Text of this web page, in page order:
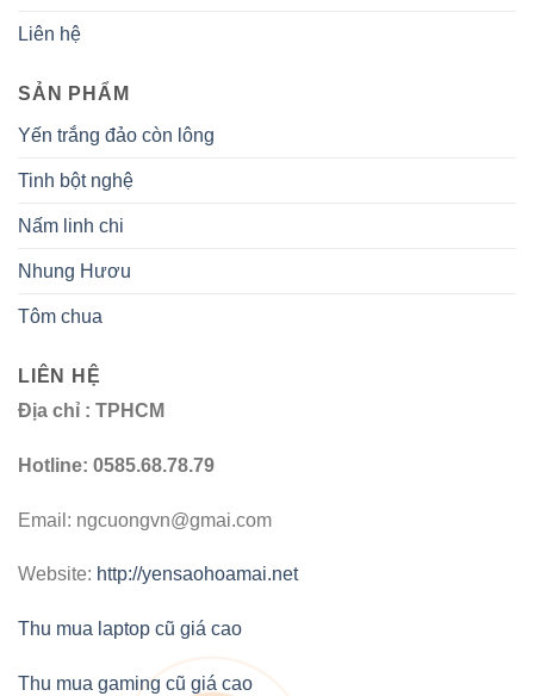
Liên hệ
SẢN PHẨM
Yến trắng đảo còn lông
Tinh bột nghệ
Nấm linh chi
Nhung Hươu
Tôm chua
LIÊN HỆ
Địa chỉ : TPHCM
Hotline: 0585.68.78.79
Email: ngcuongvn@gmai.com
Website: http://yensaohoamai.net
Thu mua laptop cũ giá cao
Thu mua gaming cũ giá cao